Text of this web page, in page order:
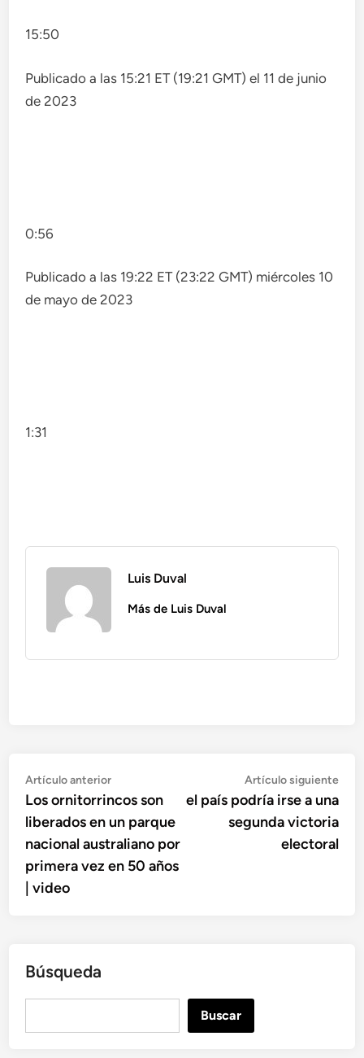
15:50
Publicado a las 15:21 ET (19:21 GMT) el 11 de junio
de 2023
0:56
Publicado a las 19:22 ET (23:22 GMT) miércoles 10
de mayo de 2023
1:31
Luis Duval
Más de Luis Duval
Navegación
de
entradas
Artículo anteriorArtículo
anterior:
Los ornitorrincos son
liberados en un parque
nacional australiano por
primera vez en 50 años
| video
Artículo siguiente
el país podría irse a una
segunda victoria
electoral
Búsqueda
Buscar